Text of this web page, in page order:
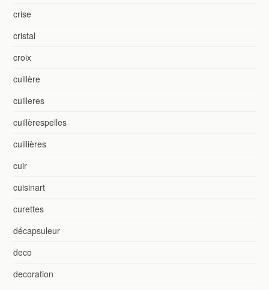
crise
cristal
croix
cuillère
cuilleres
cuillèrespelles
cuillières
cuir
cuisinart
curettes
décapsuleur
deco
decoration